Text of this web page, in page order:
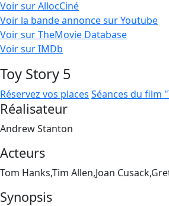
Voir sur AllocCiné
Voir la bande annonce sur Youtube
Voir sur TheMovie Database
Voir sur IMDb
Toy Story 5
Réservez vos places Séances du film
Réalisateur
Andrew Stanton
Acteurs
Tom Hanks,Tim Allen,Joan
Synopsis